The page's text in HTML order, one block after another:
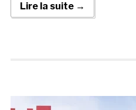
Lire la suite →